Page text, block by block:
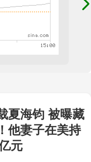
夏海钧 被曝藏
他妻子在美持
元